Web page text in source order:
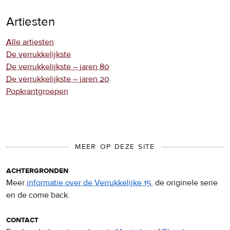
Artiesten
Alle artiesten
De verrukkelijkste
De verrukkelijkste – jaren 80
De verrukkelijkste – jaren 20
Popkrantgroepen
MEER OP DEZE SITE
achtergronden
Meer informatie over de Verrukkelijke 15, de originele serie
en de come back.
contact